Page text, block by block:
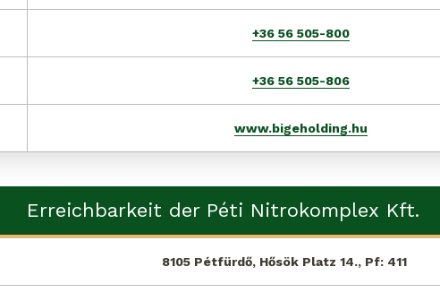
+36 56 505-800
+36 56 505-806
www.bigeholding.hu
Erreichbarkeit der Péti Nitrokomplex Kft.
8105 Pétfürdő, Hősök Platz 14., Pf: 411